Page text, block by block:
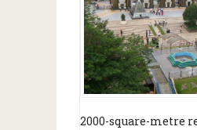
2000-square-metre